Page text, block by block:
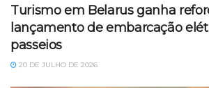
Turismo em Belarus ganha
lançamento de embarcação
passeios
20 DE JULHO DE 2026